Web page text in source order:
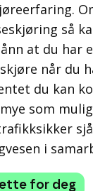
så
at du har
når du
du kan
som
i
for deg